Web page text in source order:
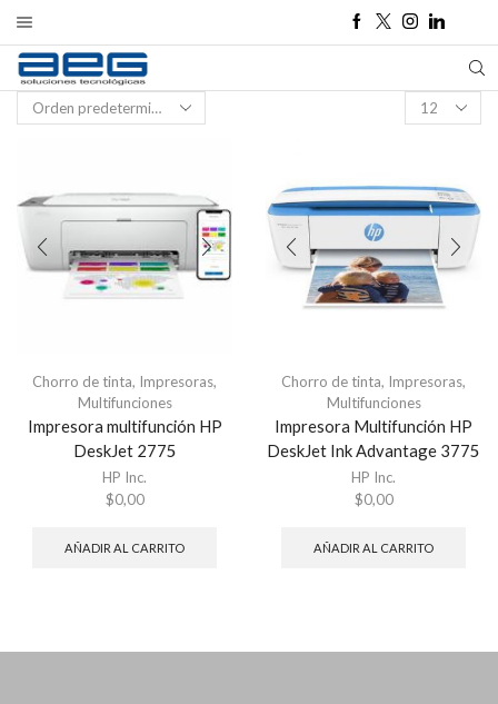
Products
per
Chorro de tinta, Impresoras,
Multifunciones
Impresora multifunción HP
DeskJet 2775
HP Inc.
$0,00
AÑADIR AL CARRITO
Chorro de tinta, Impresoras,
Multifunciones
Impresora Multifunción HP
DeskJet Ink Advantage 3775
HP Inc.
$0,00
AÑADIR AL CARRITO